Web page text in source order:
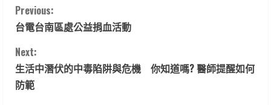
C
o
n
t
Previous:
台電台南區處公益捐血活動
Next:
生活中潛伏的中毒陷阱與危機 你知道嗎? 醫師提醒如何
防範